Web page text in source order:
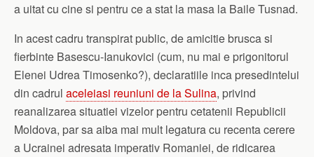
a uitat cu cine si pentru ce a stat la masa la Baile Tusnad.
In acest cadru transpirat public, de amicitie brusca si
fierbinte Basescu-Ianukovici (cum, nu mai e prigonitorul
Elenei Udrea Timosenko?), declaratiile inca presedintelui
din cadrul aceleiasi reuniuni de la Sulina, privind
reanalizarea situatiei vizelor pentru cetatenii Republicii
Moldova, par sa aiba mai mult legatura cu recenta cerere
a Ucrainei adresata imperativ Romaniei, de ridicarea